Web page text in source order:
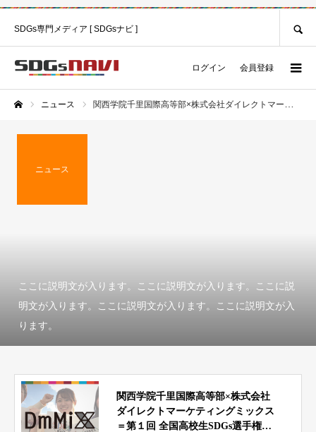
SDGs専門メディア [ SDGsナビ ]
ログイン 会員登録
ニュース 関西学院千里国際高等部×株式会社ダイレクトマーケティングミックス ＝第１回 全国高校生SDGs選手権２０２０
ニュース
ここに説明文が入ります。ここに説明文が入ります。ここに説
明文が入ります。ここに説明文が入ります。ここに説明文が入
ります。
関西学院千里国際高等部×株式会社
ダイレクトマーケティングミックス
＝第１回 全国高校生SDGs選手権２